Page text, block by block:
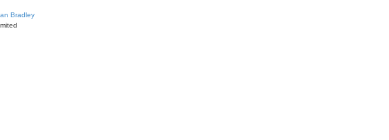
Bradley